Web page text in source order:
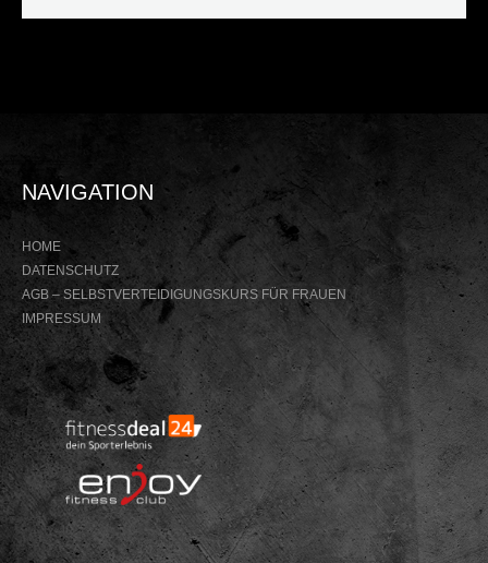
NAVIGATION
HOME
DATENSCHUTZ
AGB – SELBSTVERTEIDIGUNGSKURS FÜR FRAUEN
IMPRESSUM